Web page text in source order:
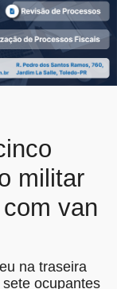
militar
van
na traseira
ocupantes